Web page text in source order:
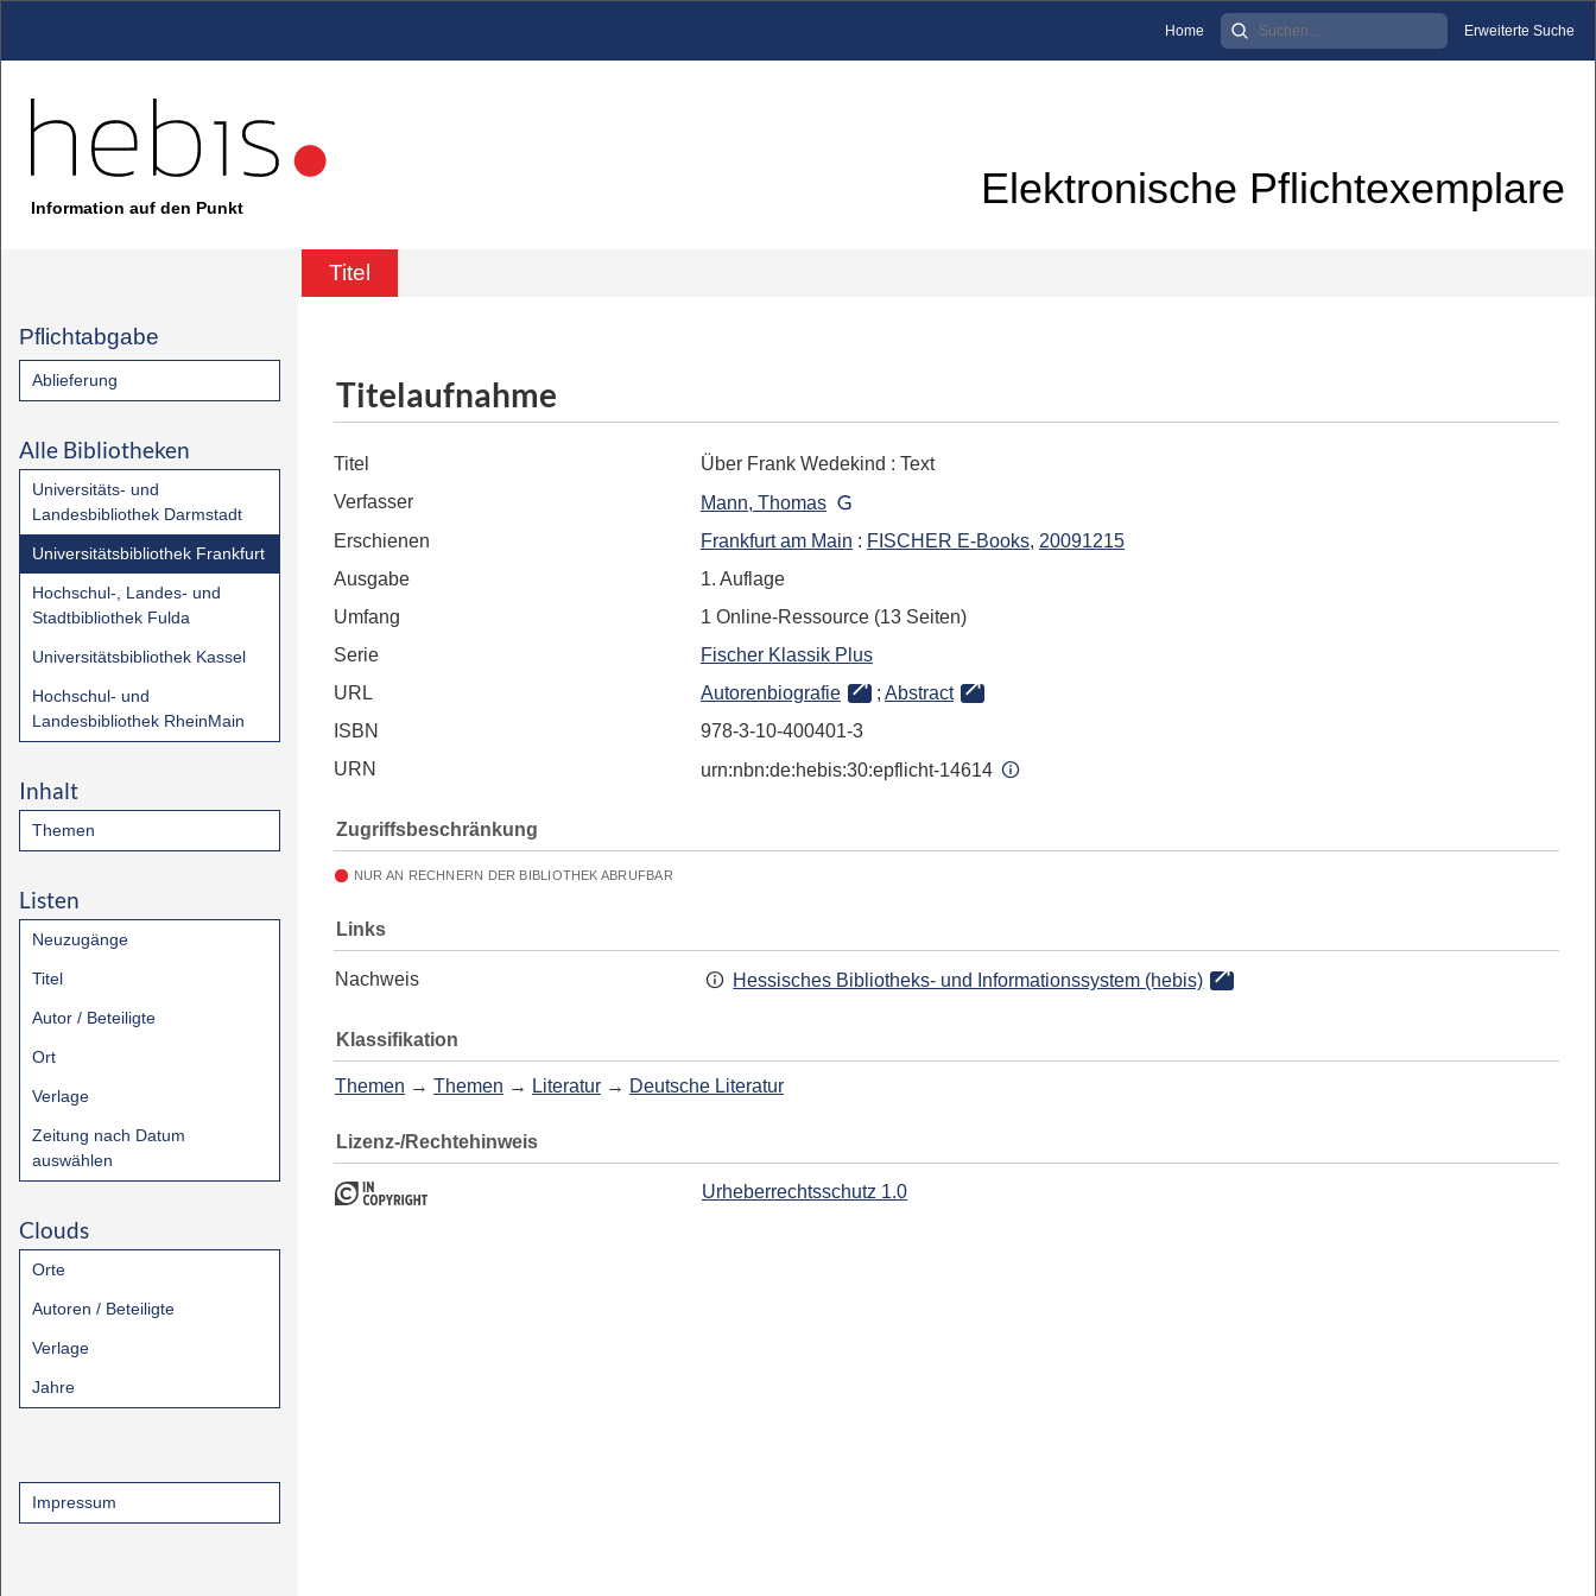
Home Erweiterte Suche
Information auf den Punkt Elektronische Pflichtexemplare
Titel
Pflichtabgabe
Ablieferung
Alle Bibliotheken
Universitäts- und
Landesbibliothek Darmstadt
Universitätsbibliothek Frankfurt
Hochschul-, Landes- und
Stadtbibliothek Fulda
Universitätsbibliothek Kassel
Hochschul- und
Landesbibliothek RheinMain
Inhalt
Themen
Listen
Neuzugänge
Titel
Autor / Beteiligte
Ort
Verlage
Zeitung nach Datum
auswählen
Clouds
Orte
Autoren / Beteiligte
Verlage
Jahre
Impressum
Titelaufnahme
Titel Über Frank Wedekind : Text
Verfasser
Mann, Thomas
Erschienen
Frankfurt am Main : FISCHER E-Books, 20091215
Ausgabe
1. Auflage
Umfang
1 Online-Ressource (13 Seiten)
Serie
Fischer Klassik Plus
URL
Autorenbiografie ; Abstract
ISBN
978-3-10-400401-3
URN
urn:nbn:de:hebis:30:epflicht-14614
Zugriffsbeschränkung
NUR AN RECHNERN DER BIBLIOTHEK ABRUFBAR
Links
Nachweis Hessisches Bibliotheks- und Informationssystem (hebis)
Klassifikation
Themen → Themen → Literatur → Deutsche Literatur
Lizenz-/Rechtehinweis
Urheberrechtsschutz 1.0